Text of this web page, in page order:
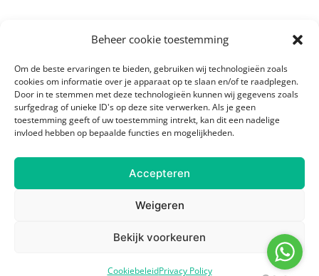
Beheer cookie toestemming
Om de beste ervaringen te bieden, gebruiken wij technologieën zoals
cookies om informatie over je apparaat op te slaan en/of te raadplegen.
Door in te stemmen met deze technologieën kunnen wij gegevens zoals
surfgedrag of unieke ID's op deze site verwerken. Als je geen
toestemming geeft of uw toestemming intrekt, kan dit een nadelige
invloed hebben op bepaalde functies en mogelijkheden.
Accepteren
Weigeren
Bekijk voorkeuren
CookiebeleidPrivacy Policy